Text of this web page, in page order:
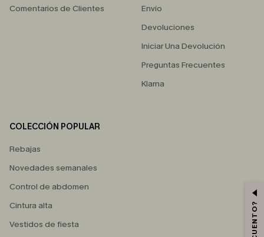
Comentarios de Clientes
Envío
Devoluciones
Iniciar Una Devolución
Preguntas Frecuentes
Klarna
COLECCIÓN POPULAR
Rebajas
Novedades semanales
Control de abdomen
Cintura alta
Vestidos de fiesta